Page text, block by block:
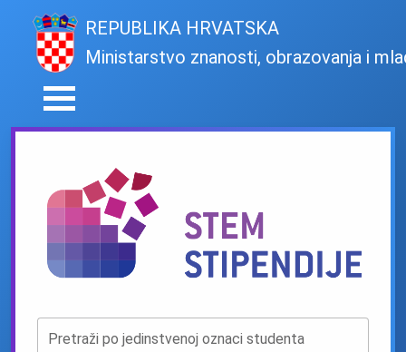
REPUBLIKA HRVATSKA
Ministarstvo znanosti, obrazovanja i
Pretraži po jedinstvenoj oznaci studenta